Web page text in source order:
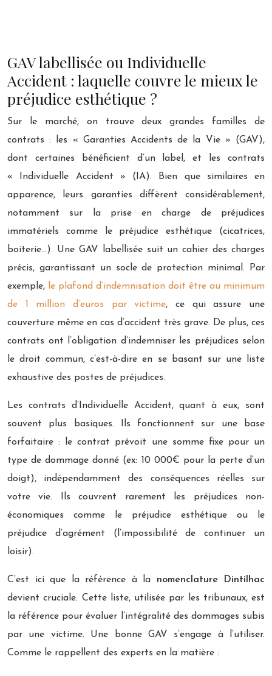
GAV labellisée ou Individuelle
Accident : laquelle couvre le mieux le
préjudice esthétique ?
Sur le marché, on trouve deux grandes familles de
contrats : les « Garanties Accidents de la Vie » (GAV),
dont certaines bénéficient d’un label, et les contrats
« Individuelle Accident » (IA). Bien que similaires en
apparence, leurs garanties diffèrent considérablement,
notamment sur la prise en charge de préjudices
immatériels comme le préjudice esthétique (cicatrices,
boiterie…). Une GAV labellisée suit un cahier des charges
précis, garantissant un socle de protection minimal. Par
exemple, le plafond d’indemnisation doit être au minimum
de 1 million d’euros par victime, ce qui assure une
couverture même en cas d’accident très grave. De plus, ces
contrats ont l’obligation d’indemniser les préjudices selon
le droit commun, c’est-à-dire en se basant sur une liste
exhaustive des postes de préjudices.
Les contrats d’Individuelle Accident, quant à eux, sont
souvent plus basiques. Ils fonctionnent sur une base
forfaitaire : le contrat prévoit une somme fixe pour un
type de dommage donné (ex: 10 000€ pour la perte d’un
doigt), indépendamment des conséquences réelles sur
votre vie. Ils couvrent rarement les préjudices non-
économiques comme le préjudice esthétique ou le
préjudice d’agrément (l’impossibilité de continuer un
loisir).
C’est ici que la référence à la nomenclature Dintilhac
devient cruciale. Cette liste, utilisée par les tribunaux, est
la référence pour évaluer l’intégralité des dommages subis
par une victime. Une bonne GAV s’engage à l’utiliser.
Comme le rappellent des experts en la matière :